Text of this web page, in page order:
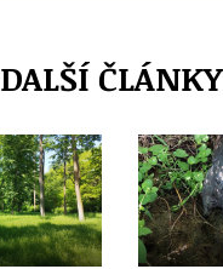
DALŠÍ ČLÁNKY